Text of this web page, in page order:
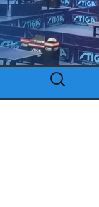
Haku: